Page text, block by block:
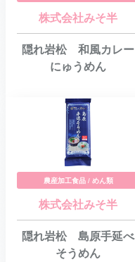
株式会社みそ半
隠れ岩松 和風カレー
にゅうめん
農産加工食品 / めん類
株式会社みそ半
隠れ岩松 島原手延べ
そうめん